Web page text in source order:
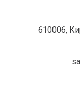
610006,